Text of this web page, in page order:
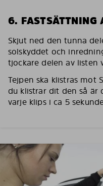
6. FASTSÄTTNING
Skjut ned den tunna
solskyddet och
tjockare delen av listen
Tejpen ska klistras mot
du klistrar dit den så är
varje klips i ca 5